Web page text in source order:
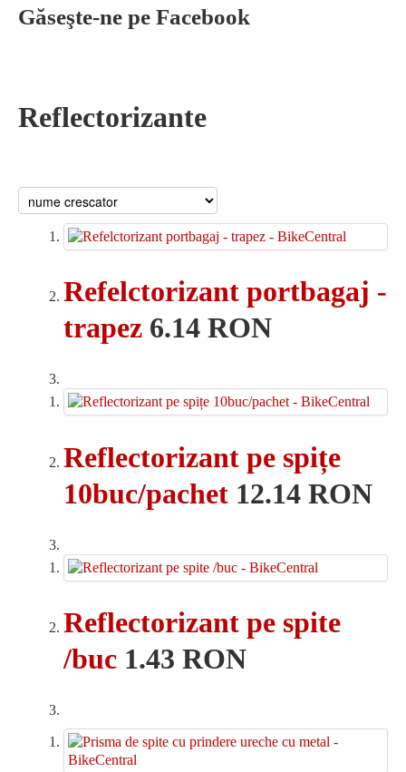
Găseşte-ne pe Facebook
Reflectorizante
Refelctorizant portbagaj -
trapez 6.14 RON
Reflectorizant pe spițe
10buc/pachet 12.14 RON
Reflectorizant pe spite
/buc 1.43 RON